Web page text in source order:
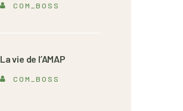
COM_BOSS
La vie de l’AMAP
COM_BOSS